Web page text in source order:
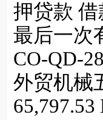
押贷款 借
最后一次
CO-QD-
外贸机械